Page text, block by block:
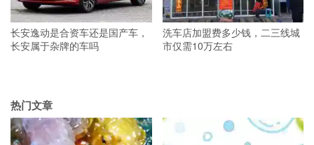
长安逸动是合资车还是国产车，
长安属于杂牌的车吗
洗车店加盟费多少钱，二三线城
市仅需10万左右
热门文章